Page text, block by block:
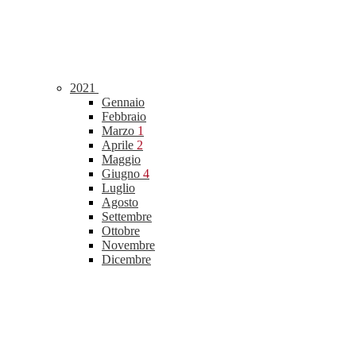
2021
Gennaio
Febbraio
Marzo 1
Aprile 2
Maggio
Giugno 4
Luglio
Agosto
Settembre
Ottobre
Novembre
Dicembre